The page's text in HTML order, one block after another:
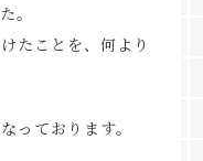
。
たことを、何より
っております。